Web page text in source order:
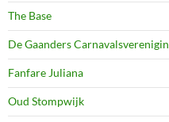
The Base
De Gaanders
Fanfare Juliana
Oud Stompwijk